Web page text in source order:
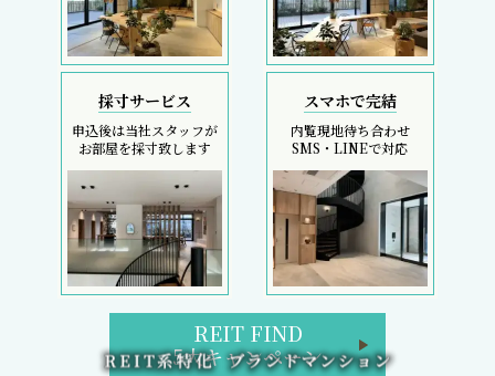
採寸サービス
申込後は当社スタッフが
お部屋を採寸致します
スマホで完結
内覧現地待ち合わせ
SMS・LINEで対応
REIT FIND
5大キャンペーン